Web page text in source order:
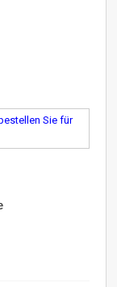
Sie für